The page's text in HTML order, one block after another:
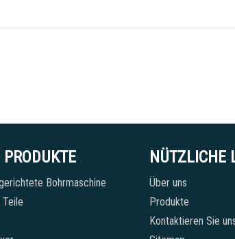
PRODUKTE
Bohrmaschine
Teile
NÜTZLICHE
Über uns
Produkte
Kontaktieren Sie